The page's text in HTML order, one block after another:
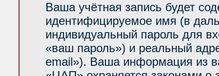
Ваша учётная запись будет
идентифицируемое имя (в
индивидуальный пароль для
«ваш пароль») и реальный
email»). Ваша информация из